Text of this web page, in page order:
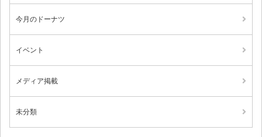
今月のドーナツ
イベント
メディア掲載
未分類